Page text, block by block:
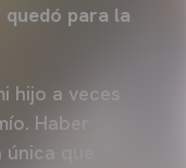
para la
hijo a veces
Haber
que